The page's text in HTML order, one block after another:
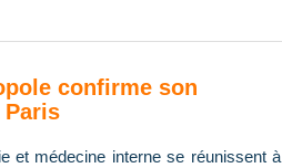
confirme son
Paris
et médecine interne se réunissent à